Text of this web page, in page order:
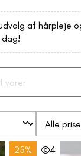
af hårpleje
dag!
25% 4